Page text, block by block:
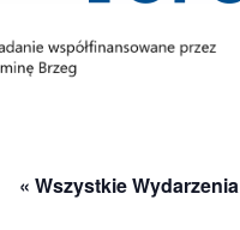
« Wszystkie Wydarzenia